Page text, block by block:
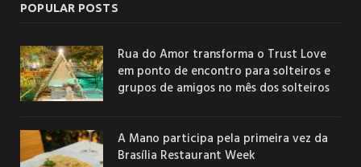
POPULAR POSTS
Rua do Amor transforma o Trust Love
em ponto de encontro para solteiros e
grupos de amigos no mês dos solteiros
A Mano participa pela primeira vez da
Brasília Restaurant Week